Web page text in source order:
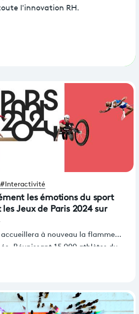
l'innovation RH.
#Interactivité
les émotions du sport
Jeux de Paris 2024 sur
accueillera à nouveau la flamme
Réunissant 15 000 athlètes du
promet d'être spectaculaire
aura lieu au cœur de Paris,
a l'honneur d'être le